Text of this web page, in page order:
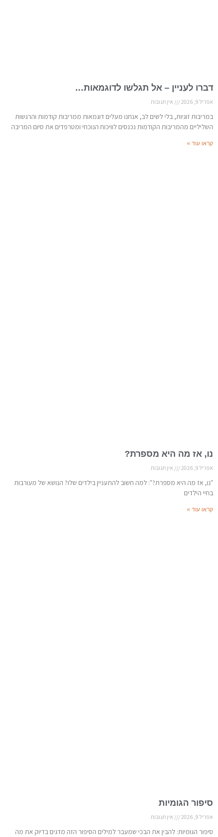
דברו לעניין – אל תגלשו לדוגמאות…
אפריל 9, 2026 אין תגובות
במריבות זוגיות, בלי לשים לב, אנחנו מעלים דוגמאות ממריבות קודמות והרגשות
השליליים מהמריבות הקודמות נכנסים לוויכוח הנוכחי ומטרפדים את סיום המריבה
קראו עוד »
נו, אז מה היא מספרת?
אפריל 9, 2026 אין תגובות
"נו, אז מה היא מספרת?": למה חשוב להתעניין בילדים שלו? הנושא של מעורבות
בחיי הילדים
קראו עוד »
סיפור הגומיות
אפריל 9, 2026 אין תגובות
סיפור הגומיות: להבין את הבכי שמעבר למילים הסיפור הזה מדגים בדיוק את מה